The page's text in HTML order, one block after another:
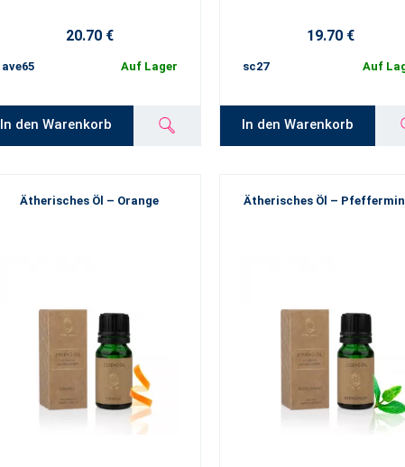
20.70 €
ave65 Auf Lager
In den Warenkorb
19.70 €
sc27 Auf
In den Warenkorb
Ätherisches Öl – Orange Ätherisches Öl –